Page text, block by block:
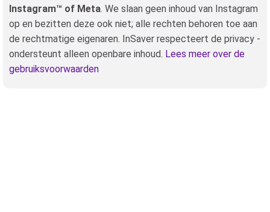
Instagram™ of Meta. We slaan geen inhoud van Instagram
op en bezitten deze ook niet; alle rechten behoren toe aan
de rechtmatige eigenaren. InSaver respecteert de privacy -
ondersteunt alleen openbare inhoud. Lees meer over de
gebruiksvoorwaarden